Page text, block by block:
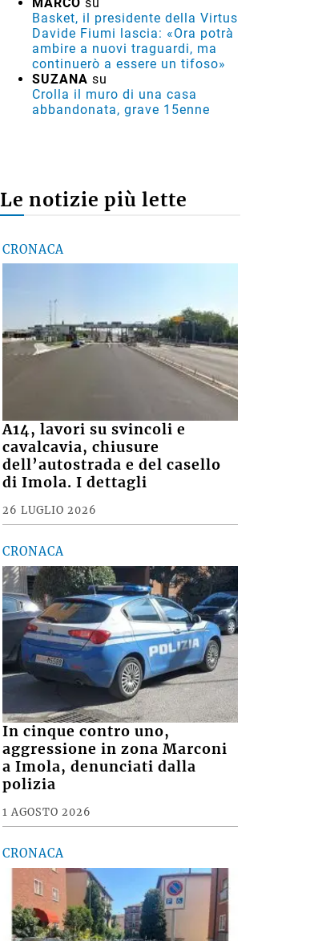
Basket, il presidente della Virtus
Davide Fiumi lascia: «Ora potrà
ambire a nuovi traguardi, ma
continuerò a essere un tifoso»
SUZANA su
Crolla il muro di una casa
abbandonata, grave 15enne
Le notizie più lette
CRONACA
A14, lavori su svincoli e
cavalcavia, chiusure
dell’autostrada e del casello
di Imola. I dettagli
26 LUGLIO 2026
CRONACA
In cinque contro uno,
aggressione in zona Marconi
a Imola, denunciati dalla
polizia
1 AGOSTO 2026
CRONACA